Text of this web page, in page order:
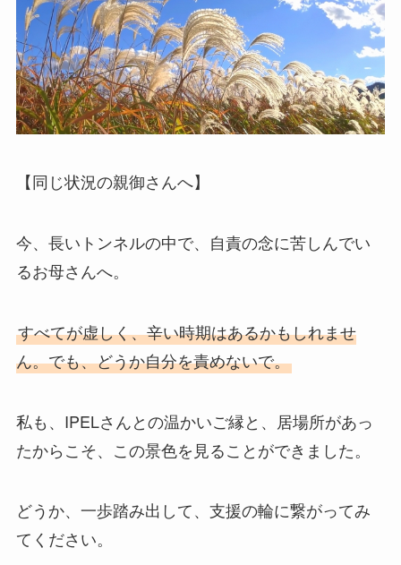
【同じ状況の親御さんへ】
今、長いトンネルの中で、自責の念に苦しんでい
るお母さんへ。
すべてが虚しく、辛い時期はあるかもしれませ
ん。でも、どうか自分を責めないで。
私も、IPELさんとの温かいご縁と、居場所があっ
たからこそ、この景色を見ることができました。
どうか、一歩踏み出して、支援の輪に繋がってみ
てください。